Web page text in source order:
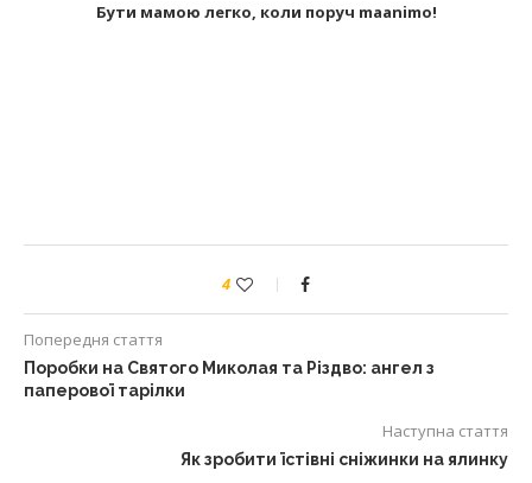
Бути мамою легко, коли поруч maanimo!
4
Попередня стаття
Поробки на Святого Миколая та Різдво: ангел з
паперової тарілки
Наступна стаття
Як зробити їстівні сніжинки на ялинку